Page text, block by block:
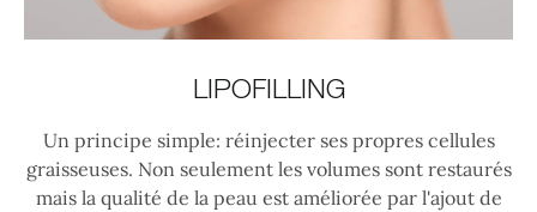
LIPOFILLING
Un principe simple: réinjecter ses propres cellules
graisseuses. Non seulement les volumes sont restaurés
mais la qualité de la peau est améliorée par l'ajout de